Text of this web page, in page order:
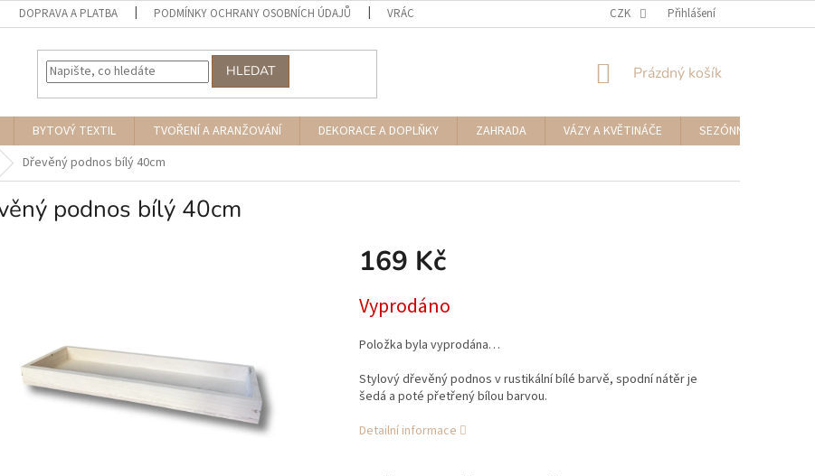
DOPRAVA A PLATBA PODMÍNKY OCHRANY OSOBNÍCH ÚDAJŮ VRÁCENÍ ZBOŽÍ A REKLAMACE NAPIŠTE NÁM
CZK Přihlášení
HLEDAT
NÁKUPNÍ
Prázdný košík
BYTOVÝ TEXTIL TVOŘENÍ A ARANŽOVÁNÍ DEKORACE A DOPLŇKY ZAHRADA VÁZY A KVĚTINÁČE
SEZÓNNÍ DEKORACE
Dřevěný podnos bílý 40cm
podnos bílý 40cm
169 Kč
cena:
Vyprodáno
Položka byla vyprodána…
Stylový dřevěný podnos v rustikální bílé barvě, spodní nátěr je
šedá a poté přetřený bílou barvou.
Detailní informace